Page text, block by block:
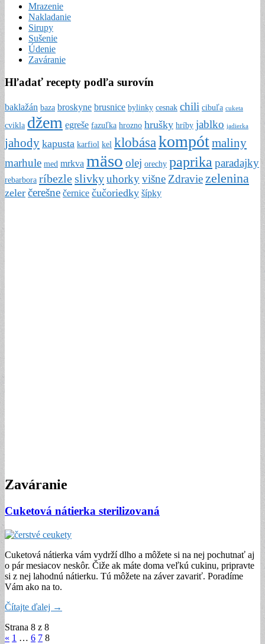
Mrazenie
Nakladanie
Sirupy
Sušenie
Údenie
Zaváranie
Hľadať recepty podľa surovín
baklažán baza broskyne brusnice bylinky cesnak chili cibuľa cuketa
cvikla džem egreše fazuľka hrozno hrušky hríby jablko jadierka
jahody kapusta karfiol kel klobásakompótmaliny
marhule med mrkva mäso olej orechy paprika paradajky
rebarbora ríbezleslivkyuhorkyvišne Zdravie zelenina
zeler čerešne černice čučoriedky šípky
Zaváranie
Cuketová nátierka sterilizovaná
Cuketová nátierka vám vydrží dlho a môžete si na nej pochutnať aj
o pár mesiacov neskôr. Čiže ak máte doma veľkú cukinu, pripravte
si z nej lahodnú nátierku. Tú môžete na záver zavariť. Poradíme
Vám ako na to.
Čítajte ďalej →
Strana 8 z 8
« 1 … 6 7 8